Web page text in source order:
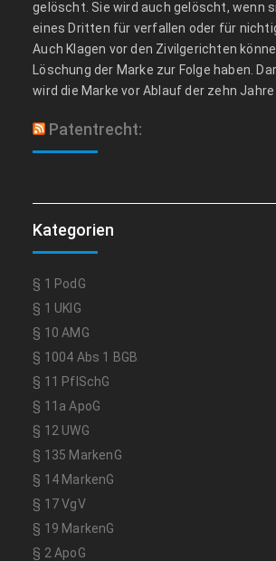
gelöscht. Sie wird auch gelöscht, wenn
eines Dritten für verfallen oder für
Auch Klagen vor den Zivilgerichten
Löschung der Marke zur Folge haben.
wird die Marke vor Ablauf der zehn Jahre
Patentrecht:
Kategorien
§ 1 PodG
§ 1 UKlG
§ 10 AMG
§ 1004 Abs 1 BGB
§ 11 PflSchG
§ 11a ApoG
§ 12 UWG
§ 135 MarkenG
§ 14 MarkenG
§ 17 VgV
§ 19 MarkenG
§ 2 ApoG